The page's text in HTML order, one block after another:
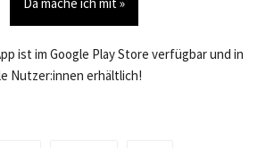
ist im Google Play Store verfügbar und in
Nutzer:innen erhältlich!